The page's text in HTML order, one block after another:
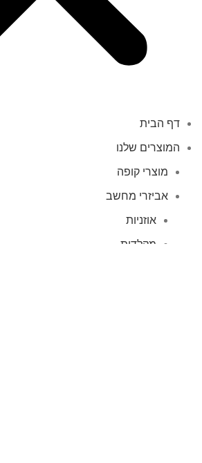
דף הבית
המוצרים שלנו
מוצרי קופה
אביזרי מחשב
אוזניות
מקלדות